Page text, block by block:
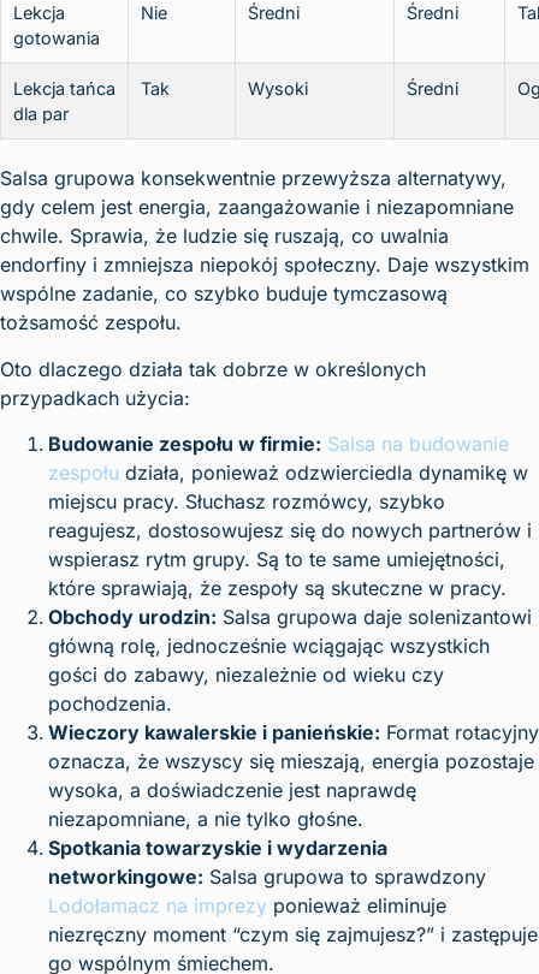
Lekcja
gotowania
Nie Średni Średni
Lekcja tańca
dla par
Tak Wysoki Średni
Salsa grupowa konsekwentnie przewyższa alternatywy,
gdy celem jest energia, zaangażowanie i niezapomniane
chwile. Sprawia, że ludzie się ruszają, co uwalnia
endorfiny i zmniejsza niepokój społeczny. Daje wszystkim
wspólne zadanie, co szybko buduje tymczasową
tożsamość zespołu.
Oto dlaczego działa tak dobrze w określonych
przypadkach użycia:
Budowanie zespołu w firmie: Salsa na budowanie
zespołu działa, ponieważ odzwierciedla dynamikę w
miejscu pracy. Słuchasz rozmówcy, szybko
reagujesz, dostosowujesz się do nowych partnerów i
wspierasz rytm grupy. Są to te same umiejętności,
które sprawiają, że zespoły są skuteczne w pracy.
Obchody urodzin: Salsa grupowa daje solenizantowi
główną rolę, jednocześnie wciągając wszystkich
gości do zabawy, niezależnie od wieku czy
pochodzenia.
Wieczory kawalerskie i panieńskie: Format rotacyjny
oznacza, że wszyscy się mieszają, energia pozostaje
wysoka, a doświadczenie jest naprawdę
niezapomniane, a nie tylko głośne.
Spotkania towarzyskie i wydarzenia
networkingowe: Salsa grupowa to sprawdzony
Lodołamacz na imprezy ponieważ eliminuje
niezręczny moment “czym się zajmujesz?” i zastępuje
go wspólnym śmiechem.